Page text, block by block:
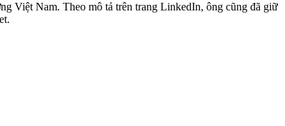
Việt Nam. Theo mô tả trên trang LinkedIn, ông cũng đã giữ